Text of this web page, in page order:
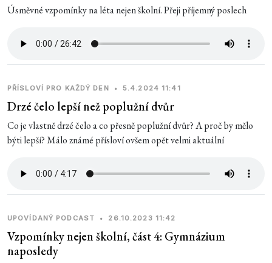
Úsměvné vzpomínky na léta nejen školní. Přeji příjemný poslech
PŘÍSLOVÍ PRO KAŽDÝ DEN • 5.4.2024 11:41
Drzé čelo lepší než poplužní dvůr
Co je vlastně drzé čelo a co přesně poplužní dvůr? A proč by mělo
býti lepší? Málo známé přísloví ovšem opět velmi aktuální
UPOVÍDANÝ PODCAST • 26.10.2023 11:42
Vzpomínky nejen školní, část 4: Gymnázium
naposledy